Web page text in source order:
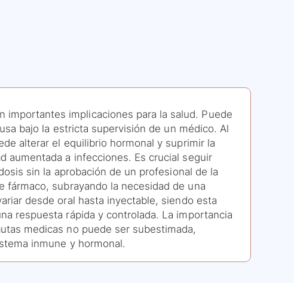
importantes implicaciones para la salud. Puede
bajo la estricta supervisión de un médico. Al
alterar el equilibrio hormonal y suprimir la
aumentada a infecciones. Es crucial seguir
sin la aprobación de un profesional de la
subrayando la necesidad de una
desde oral hasta inyectable, siendo esta
respuesta rápida y controlada. La importancia
medicas no puede ser subestimada,
inmune y hormonal.